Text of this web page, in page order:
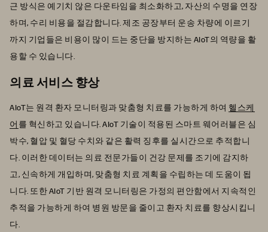
근 방식은 예기치 않은 다운타임을 최소화하고, 자산의 수명을 연장
하며, 수리 비용을 절감합니다. 제조 공장부터 운송 차량에 이르기
까지 기업들은 비용이 많이 드는 중단을 방지하는 AIoT의 역량을 활
용할 수 있습니다.
의료 서비스 향상
AIoT는 원격 환자 모니터링과 맞춤형 치료를 가능하게 하여 헬스케
어 를 혁신하고 있습니다. AIoT 기술이 적용된 스마트 웨어러블은 심
박수, 혈압 및 혈당 수치와 같은 활력 징후를 실시간으로 추적합니
다. 이러한 데이터는 의료 전문가들이 건강 문제를 조기에 감지하
고, 신속하게 개입하며, 맞춤형 치료 계획을 수립하는 데 도움이 됩
니다. 또한 AIoT 기반 원격 모니터링은 가정의 편안함에서 지속적인
추적을 가능하게 하여 병원 방문을 줄이고 환자 치료를 향상시킵니
다.